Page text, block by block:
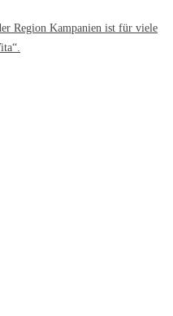
Region Kampanien ist für viele